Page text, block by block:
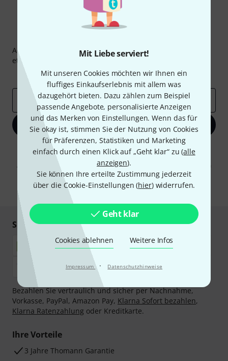
Mit Liebe serviert!
Mit unseren Cookies möchten wir Ihnen ein
fluffiges Einkaufserlebnis mit allem was
dazugehört bieten. Dazu zählen zum Beispiel
passende Angebote, personalisierte Anzeigen
und das Merken von Einstellungen. Wenn das für
Sie okay ist, stimmen Sie der Nutzung von Cookies
für Präferenzen, Statistiken und Marketing
einfach durch einen Klick auf „Geht klar“ zu (alle
anzeigen).
Sie können Ihre erteilte Zustimmung jederzeit
über die Cookie-Einstellungen (hier) widerrufen.
Geht klar
Cookies ablehnen Weitere Infos
Impressum · Datenschutzhinweise
Abonniere den Thomann Newsletter und gewinne mit
etwas Glück einen von
Inspirierende Beiträge
Deals Thomann Insights
E-Mail-Adresse*
Jetzt anmelden
Mit Klick auf „Jetzt anmelden“ stimmen Sie dem Erhalt von E-Mail-
Werbung und einer Messung des E-Mail-Nutzungsverhaltens zu. Die
Abmeldung ist jederzeit möglich. Weitere Informationen finden Sie in
unserenDatenschutzhinweisen.
* Pflichtfeld
Sicher einkaufen & bezahlen
Bezahlen Sie vertraulich und sicher per Nachnahme,
Vorkasse, PayPal, Amazon Pay, Klarna Sofort bezahlen,
Klarna Ratenzahlung oder Kreditkarte.
Ihre Vorteile
3 Jahre Thomann Garantie